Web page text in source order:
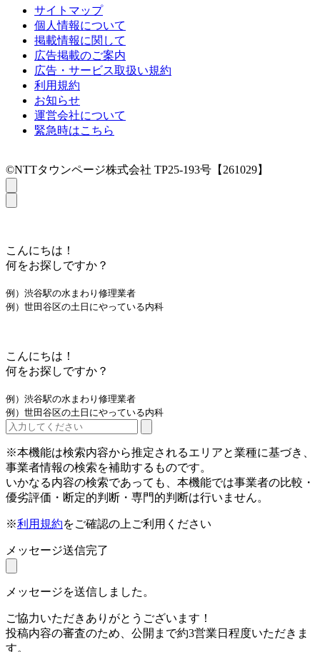
サイトマップ
個人情報について
掲載情報に関して
広告掲載のご案内
広告・サービス取扱い規約
利用規約
お知らせ
運営会社について
緊急時はこちら
©NTTタウンページ株式会社 TP25-193号【261029】
こんにちは！
何をお探しですか？
例）渋谷駅の水まわり修理業者
例）世田谷区の土日にやっている内科
こんにちは！
何をお探しですか？
例）渋谷駅の水まわり修理業者
例）世田谷区の土日にやっている内科
※本機能は検索内容から推定されるエリアと業種に基づき、
事業者情報の検索を補助するものです。
いかなる内容の検索であっても、本機能では事業者の比較・
優劣評価・断定的判断・専門的判断は行いません。
※利用規約をご確認の上ご利用ください
メッセージ送信完了
メッセージを送信しました。
ご協力いただきありがとうございます！
投稿内容の審査のため、公開まで約3営業日程度いただきま
す。